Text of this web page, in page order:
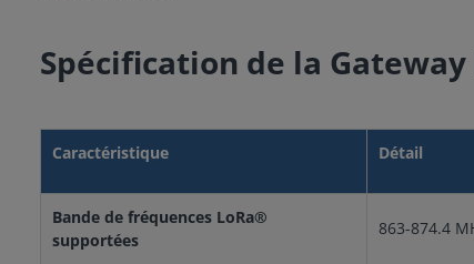
Spécification de la
Caractéristique Détail
Bande de fréquences LoRa®
supportées
863-874.4